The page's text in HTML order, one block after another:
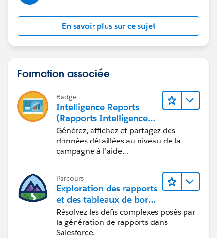
En savoir plus sur ce sujet
Formation associée
Badge
Intelligence Reports
(Rapports Intelligence)
pour Engagement
Générez, affichez et partagez des
données détaillées au niveau de la
campagne à l’aide
Parcours
Exploration des rapports
et des tableaux de bord
Lightning Experience
Résolvez les défis complexes posés par
la génération de rapports dans
Salesforce.